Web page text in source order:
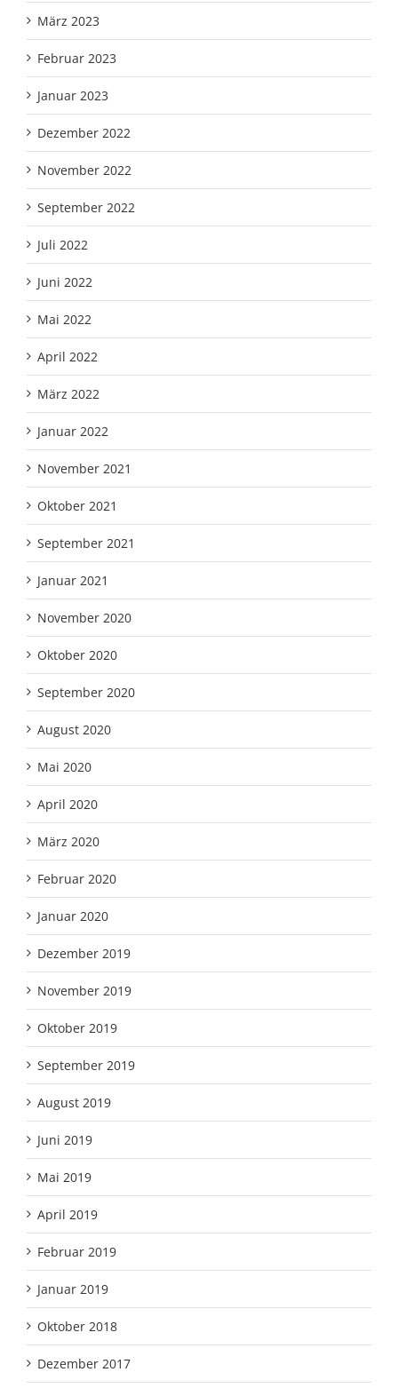
März 2023
Februar 2023
Januar 2023
Dezember 2022
November 2022
September 2022
Juli 2022
Juni 2022
Mai 2022
April 2022
März 2022
Januar 2022
November 2021
Oktober 2021
September 2021
Januar 2021
November 2020
Oktober 2020
September 2020
August 2020
Mai 2020
April 2020
März 2020
Februar 2020
Januar 2020
Dezember 2019
November 2019
Oktober 2019
September 2019
August 2019
Juni 2019
Mai 2019
April 2019
Februar 2019
Januar 2019
Oktober 2018
Dezember 2017